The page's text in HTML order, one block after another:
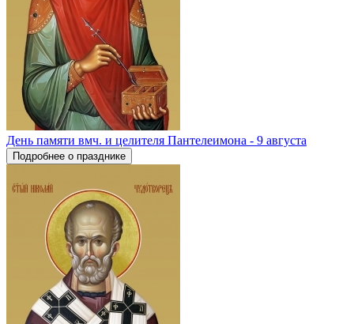
День памяти вмч. и целителя Пантелеимона - 9 августа
Подробнее о празднике